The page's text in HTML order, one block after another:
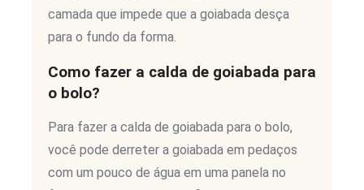
camada que impede que a goiabada desça
para o fundo da forma.
Como fazer a calda de goiabada para
o bolo?
Para fazer a calda de goiabada para o bolo,
você pode derreter a goiabada em pedaços
com um pouco de água em uma panela no